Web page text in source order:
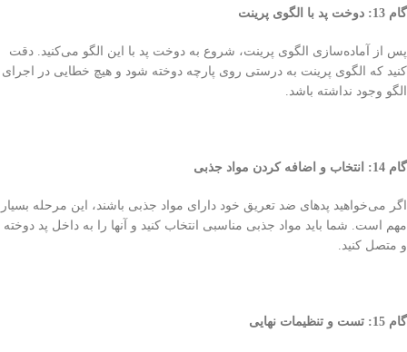
گام 13: دوخت پد با الگوی پرینت
پس از آماده‌سازی الگوی پرینت، شروع به دوخت پد با این الگو می‌کنید. دقت
کنید که الگوی پرینت به درستی روی پارچه دوخته شود و هیچ خطایی در اجرای
الگو وجود نداشته باشد.
گام 14: انتخاب و اضافه کردن مواد جذبی
اگر می‌خواهید پد‌های ضد تعریق خود دارای مواد جذبی باشند، این مرحله بسیار
مهم است. شما باید مواد جذبی مناسبی انتخاب کنید و آنها را به داخل پد دوخته
و متصل کنید.
گام 15: تست و تنظیمات نهایی